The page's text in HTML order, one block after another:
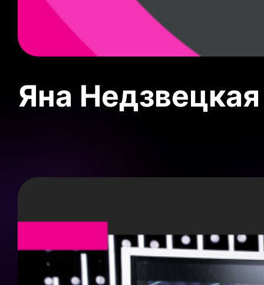
Яна Недзвецкая